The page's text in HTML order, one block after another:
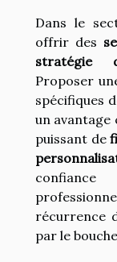
Dans le
offrir des
stratégie
Proposer
spécifiques
un avantage
puissant de
récurrence
par le